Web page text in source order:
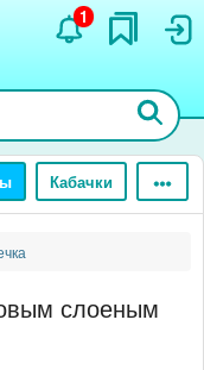
1
Кабачки
слоеным